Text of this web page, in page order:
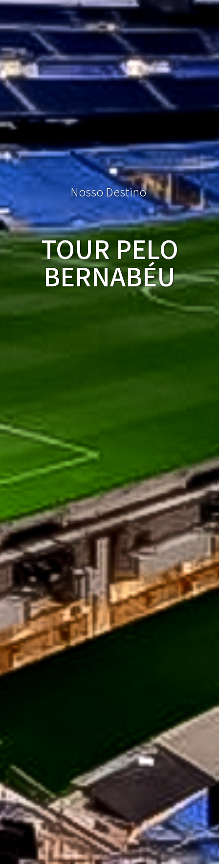
Nosso Destino
TOUR PELO
BERNABÉU